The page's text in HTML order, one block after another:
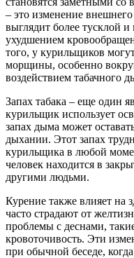
– это изменение
выглядит более тусклой и
ухудшением
того, у курильщиков
морщины, особенно
воздействием табачного
Запах табака – еще один
курильщик использует
запах дыма может
дыхании. Этот запах
курильщика в любой
человек находится в
другими людьми.
Курение также влияет на
часто страдают от
проблемы с деснами,
кровоточивость. Эти
при обычной беседе,